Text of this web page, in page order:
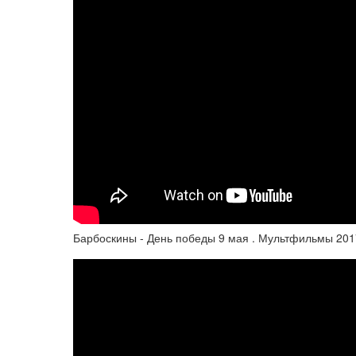
Барбоскины - День победы 9 мая . Мультфильмы